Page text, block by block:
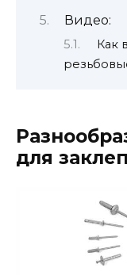
Видео:
Как
для